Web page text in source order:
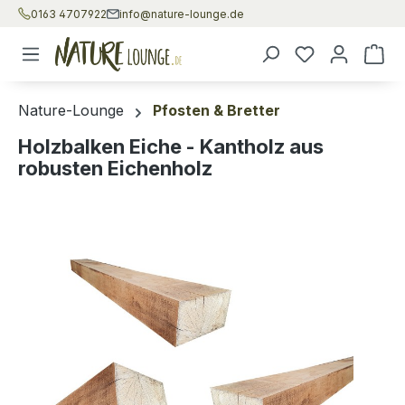
Zum Hauptinhalt springen
0163 4707922 info@nature-lounge.de
Nature-Lounge Pfosten & Bretter
Holzbalken Eiche - Kantholz aus
robusten Eichenholz